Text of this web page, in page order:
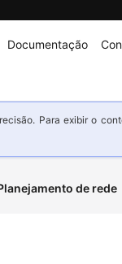
Documentação
Para exibir o
de rede